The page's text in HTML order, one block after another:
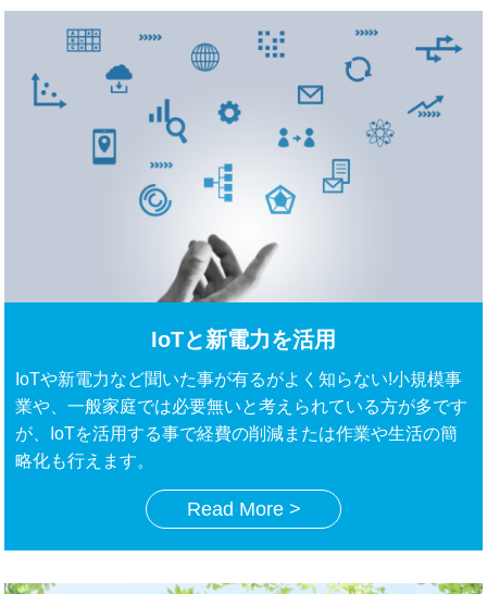
IoTと新電力を活用
IoTや新電力など聞いた事が有るがよく知らない!小規模事
業や、一般家庭では必要無いと考えられている方が多です
が、IoTを活用する事で経費の削減または作業や生活の簡
略化も行えます。
Read More >